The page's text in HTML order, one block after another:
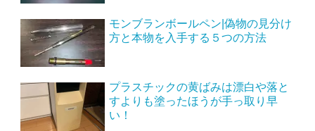
モンブランボールペン|偽物の見分け
方と本物を入手する５つの方法
プラスチックの黄ばみは漂白や落と
すよりも塗ったほうが手っ取り早
い！